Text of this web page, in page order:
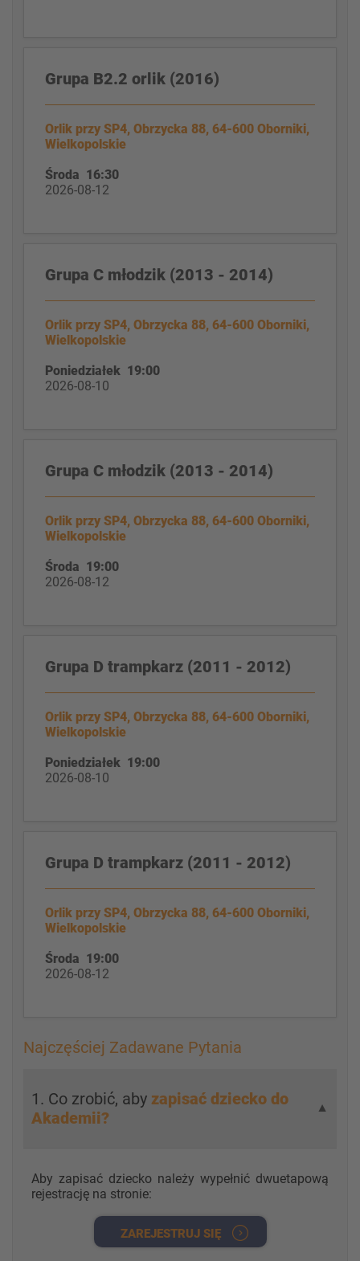
Grupa B2.2 orlik (2016)
Orlik przy SP4, Obrzycka 88, 64-600 Oborniki,
Wielkopolskie
Środa 16:30
2026-08-12
Grupa C młodzik (2013 - 2014)
Orlik przy SP4, Obrzycka 88, 64-600 Oborniki,
Wielkopolskie
Poniedziałek 19:00
2026-08-10
Grupa C młodzik (2013 - 2014)
Orlik przy SP4, Obrzycka 88, 64-600 Oborniki,
Wielkopolskie
Środa 19:00
2026-08-12
Grupa D trampkarz (2011 - 2012)
Orlik przy SP4, Obrzycka 88, 64-600 Oborniki,
Wielkopolskie
Poniedziałek 19:00
2026-08-10
Grupa D trampkarz (2011 - 2012)
Orlik przy SP4, Obrzycka 88, 64-600 Oborniki,
Wielkopolskie
Środa 19:00
2026-08-12
Najczęściej Zadawane Pytania
1. Co zrobić, aby zapisać dziecko do
Akademii?
▼
Aby zapisać dziecko należy wypełnić dwuetapową
rejestrację na stronie:
ZAREJESTRUJ SIĘ